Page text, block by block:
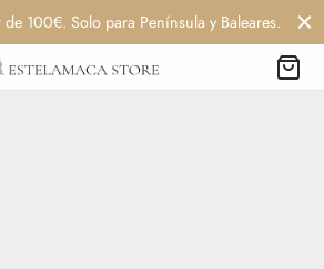
100€. Solo para Península y Baleares.